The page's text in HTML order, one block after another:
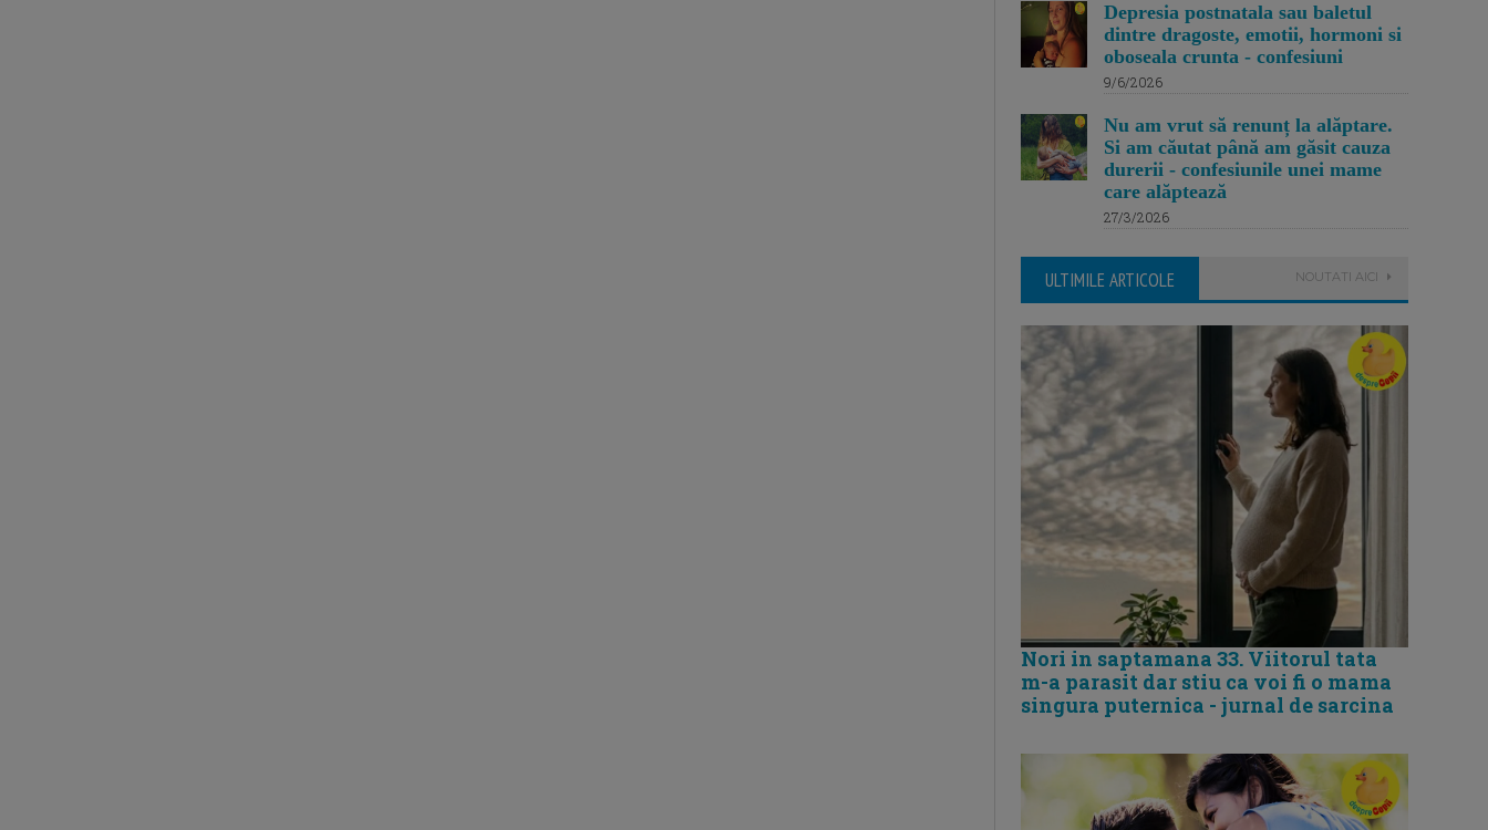
Depresia postnatala sau baletul
dintre dragoste, emotii, hormoni si
oboseala crunta - confesiuni
9/6/2026
Nu am vrut să renunț la alăptare.
Si am căutat până am găsit cauza
durerii - confesiunile unei mame
care alăptează
27/3/2026
ULTIMILE ARTICOLE NOUTATI AICI
Nori in saptamana 33. Viitorul tata
m-a parasit dar stiu ca voi fi o mama
singura puternica - jurnal de sarcina